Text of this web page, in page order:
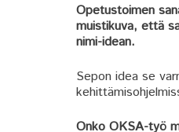
Opetustoimen
muistikuva, että
nimi-idean.
Sepon idea se
Onko OKSA-työ